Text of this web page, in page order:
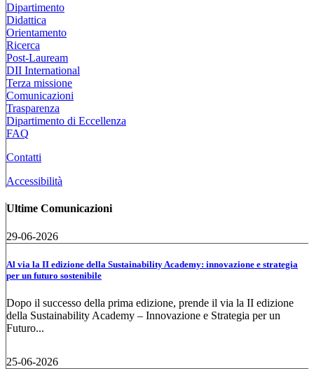
Dipartimento
Didattica
Orientamento
Ricerca
Post-Lauream
DII International
Terza missione
Comunicazioni
Trasparenza
Dipartimento di Eccellenza
FAQ
Contatti
Accessibilità
Ultime Comunicazioni
29-06-2026
Al via la II edizione della Sustainability Academy: innovazione e strategia
per un futuro sostenibile
Dopo il successo della prima edizione, prende il via la II edizione
della Sustainability Academy – Innovazione e Strategia per un
Futuro...
25-06-2026